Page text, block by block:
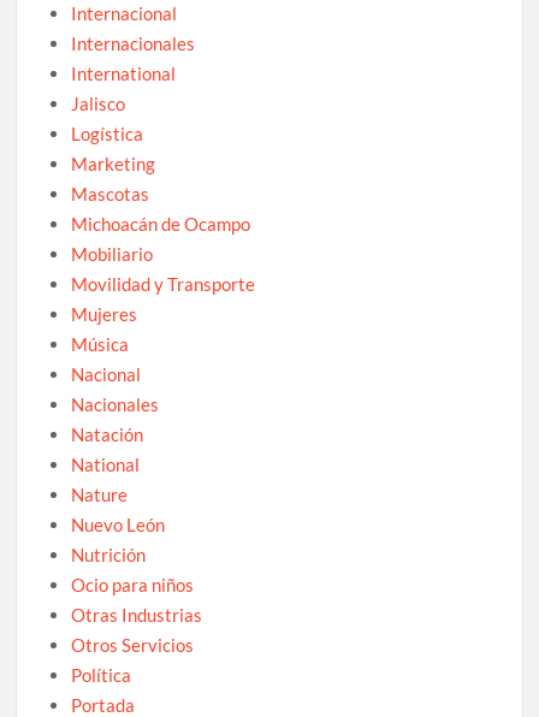
Internacional
Internacionales
International
Jalisco
Logística
Marketing
Mascotas
Michoacán de Ocampo
Mobiliario
Movilidad y Transporte
Mujeres
Música
Nacional
Nacionales
Natación
National
Nature
Nuevo León
Nutrición
Ocio para niños
Otras Industrias
Otros Servicios
Política
Portada